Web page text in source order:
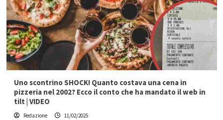
Uno scontrino SHOCK! Quanto costava una cena in
pizzeria nel 2002? Ecco il conto che ha mandato il web in
tilt | VIDEO
Redazione 11/02/2025